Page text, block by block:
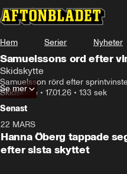
Hem Serier Nyheter
Samuelssons ord efter
Skidskytte
Samuelsson rörd efter
Skidskytte • 17.01.26 • 133 sek
Se mer
Senast
22 MARS
Hanna Öberg tappade
efter sista skyttet